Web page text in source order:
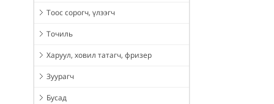
Тоос сорогч, үлээгч
Точиль
Харуул, ховил татагч, фризер
Зуурагч
Бусад